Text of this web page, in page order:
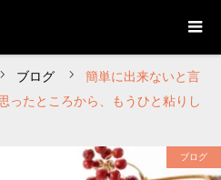
ブログ
簡単に出来ないと言
ったところから、もうひと粘りし
ブログ